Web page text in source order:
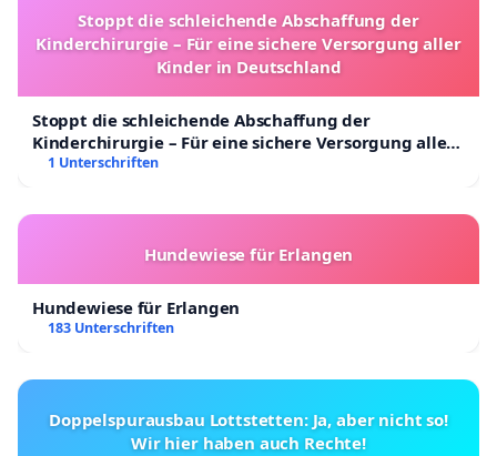
Stoppt die schleichende Abschaffung der
Kinderchirurgie – Für eine sichere Versorgung aller
Kinder in Deutschland
Stoppt die schleichende Abschaffung der
Kinderchirurgie – Für eine sichere Versorgung aller
Kinder in Deutschland
1 Unterschriften
Hundewiese für Erlangen
Hundewiese für Erlangen
183 Unterschriften
Doppelspurausbau Lottstetten: Ja, aber nicht so!
Wir hier haben auch Rechte!